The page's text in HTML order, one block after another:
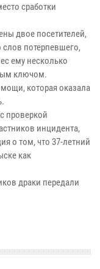
сработки
двое посетителей,
потерпевшего,
ему несколько
ключом.
которая оказала
проверкой
инцидента,
о том, что 37-летний
как
драки передали